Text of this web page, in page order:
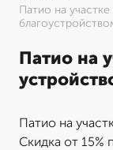
Патио на
Патио на
Патио на
Скидка от 15%